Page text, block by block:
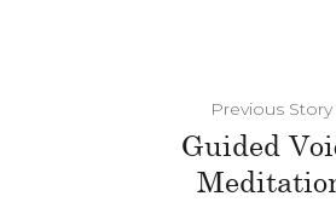
Previous Story
Guided